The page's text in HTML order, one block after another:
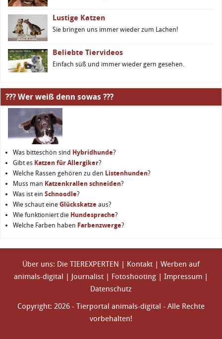
Lustige Katzen
Sie bringen uns immer wieder zum Lachen!
Beliebte Tiervideos
Einfach süß und immer wieder gern gesehen.
??? Wer weiß denn sowas ???
Was bitteschön sind Hybridhunde?
Gibt es Katzen für Allergiker?
Welche Rassen gehören zu den Listenhunden?
Muss man Katzenkrallen schneiden?
Was ist ein Schnoodle?
Wie schaut eine Glückskatze aus?
Wie funktioniert die Hundesprache?
Welche Farben haben Farbenzwerge?
Über uns: Die TIEREXPERTEN | Kontakt | Werben auf
animals-digital | Journalist | Fotoshooting | Impressum |
Datenschutz
Copyright: 2026 - Tierportal animals-digital - Alle Rechte
vorbehalten!